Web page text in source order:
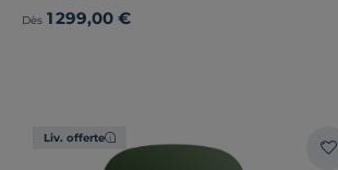
Dès 1 299,00 €
Liv. offerte